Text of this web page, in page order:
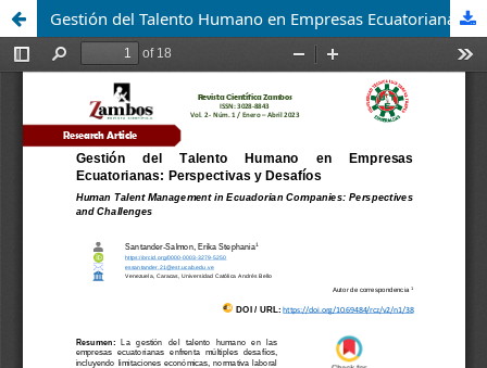
Gestión del Talento Humano en Empresas Ecuatorianas: Perspectivas y Desafíos